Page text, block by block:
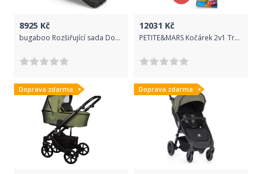
8925 Kč
bugaboo Rozšiřující sada Donkey 5 Duo Complete Forest Green
12031 Kč
PETITE&MARS Kočárek 2v1 Trails Iron Green + PETITE&MARS Podložka na hraní Joy ZDARMA
Doprava zdarma Doprava zdarma